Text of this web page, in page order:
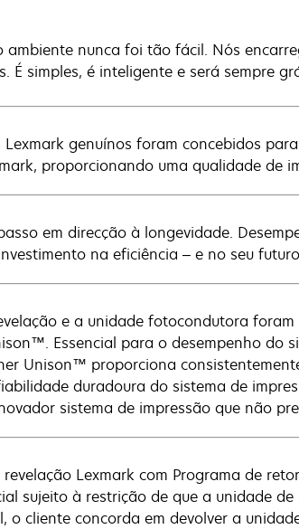
ambiente nunca foi tão fácil. Nós
É simples, é inteligente e será sempre
Lexmark genuínos foram concebidos
proporcionando uma qualidade de
em direcção à longevidade.
na eficiência – e no seu
e a unidade fotocondutora
Essencial para o desempenho do
Unison™ proporciona
duradoura do sistema de
sistema de impressão que não
Lexmark com Programa de
sujeito à restrição de que a unidade
o cliente concorda em devolver a